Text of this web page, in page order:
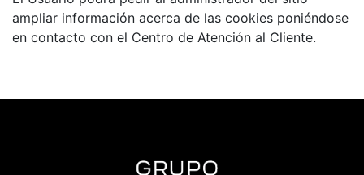
ampliar información acerca de las cookies poniéndose
en contacto con el Centro de Atención al Cliente.